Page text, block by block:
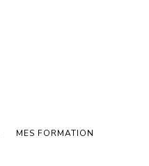
MES FORMATION